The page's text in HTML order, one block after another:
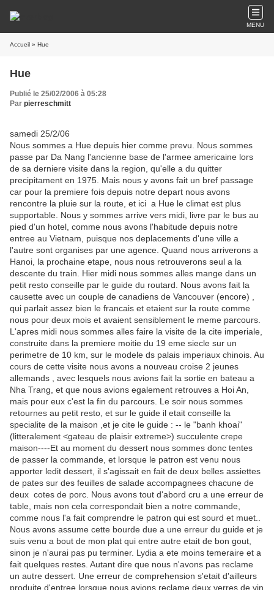
MENU
Accueil » Hue
Hue
Publié le 25/02/2006 à 05:28
Par pierreschmitt
samedi 25/2/06
Nous sommes a Hue depuis hier comme prevu. Nous sommes
passe par Da Nang l'ancienne base de l'armee americaine lors
de sa derniere visite dans la region, qu'elle a du quitter
precipitament en 1975. Mais nous y avons fait un bref passage
car pour la premiere fois depuis notre depart nous avons
rencontre la pluie sur la route, et ici a Hue le climat est plus
supportable. Nous y sommes arrive vers midi, livre par le bus au
pied d'un hotel, comme nous avons l'habitude depuis notre
entree au Vietnam, puisque nos deplacements d'une ville a
l'autre sont organises par une agence. Quand nous arriverons a
Hanoi, la prochaine etape, nous nous retrouverons seul a la
descente du train. Hier midi nous sommes alles mange dans un
petit resto conseille par le guide du routard. Nous avons fait la
causette avec un couple de canadiens de Vancouver (encore) ,
qui parlait assez bien le francais et etaient sur la route comme
nous pour deux mois et avaient sensiblement le meme parcours.
L'apres midi nous sommes alles faire la visite de la cite imperiale,
construite dans la premiere moitie du 19 eme siecle sur un
perimetre de 10 km, sur le modele ds palais imperiaux chinois. Au
cours de cette visite nous avons a nouveau croise 2 jeunes
allemands , avec lesquels nous avions fait la sortie en bateau a
Nha Trang, et que nous avions egalement retrouves a Hoi An,
mais pour eux c'est la fin du parcours. Le soir nous sommes
retournes au petit resto, et sur le guide il etait conseille la
specialite de la maison ,et je cite le guide : -- le "banh khoai"
(litteralement <gateau de plaisir extreme>) succulente crepe
maison----Et au moment du dessert nous sommes donc tentes
de passer la commande, et lorsque le patron est venu nous
apporter ledit dessert, il s'agissait en fait de deux belles assiettes
de pates sur des feuilles de salade accompagnees chacune de
deux cotes de porc. Nous avons tout d'abord cru a une erreur de
table, mais non cela correspondait bien a notre commande,
comme nous l'a fait comprendre le patron qui est sourd et muet..
Nous avons assume cette bourde due a une erreur du guide et je
suis venu a bout de mon plat qui entre autre etait de bon gout,
sinon je n'aurai pas pu terminer. Lydia a ete moins temeraire et a
fait quelques restes. Autant dire que nous n'avons pas reclame
un autre dessert. Une erreur de comprehension s'etait d'ailleurs
produite d'entree lorsque nous avions reclame deux verres de vin